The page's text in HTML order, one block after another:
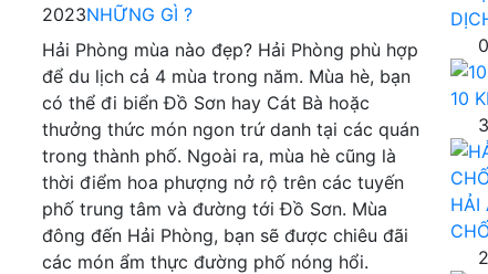
2023NHỮNG GÌ ?
Hải Phòng mùa nào đẹp? Hải Phòng phù hợp
để du lịch cả 4 mùa trong năm. Mùa hè, bạn
có thể đi biển Đồ Sơn hay Cát Bà hoặc
thưởng thức món ngon trứ danh tại các quán
trong thành phố. Ngoài ra, mùa hè cũng là
thời điểm hoa phượng nở rộ trên các tuyến
phố trung tâm và đường tới Đồ Sơn. Mùa
đông đến Hải Phòng, bạn sẽ được chiêu đãi
các món ẩm thực đường phố nóng hổi.
10
HẢI